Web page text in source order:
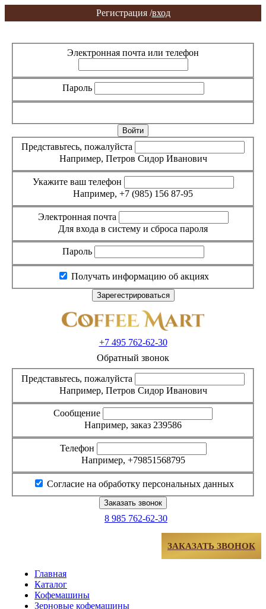
Регистрация /вход
Электронная почта или телефон
Пароль
Представьтесь, пожалуйста
Например, Петров Сидор Иванович
Укажите ваш телефон
Например, +7 (985) 156 87-95
Электронная почта
Для входа в систему и сброса пароля
Пароль
Получать информацию об акциях
+7 495762-62-30
Обратный звонок
Представьтесь, пожалуйста
Например, Петров Сидор Иванович
Сообщение
Например, заказ 239586
Телефон
Например, +79851568795
Согласие на обработку персональных данных
8 985 762-62-30
ЗАКАЗАТЬ ЗВОНОК
Главная
Каталог
Кофемашины
Зерновые кофемашины